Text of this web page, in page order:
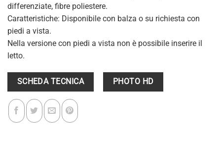
differenziate, fibre poliestere.
Caratteristiche: Disponibile con balza o su richiesta con
piedi a vista.
Nella versione con piedi a vista non è possibile inserire il
letto.
SCHEDA TECNICA PHOTO HD